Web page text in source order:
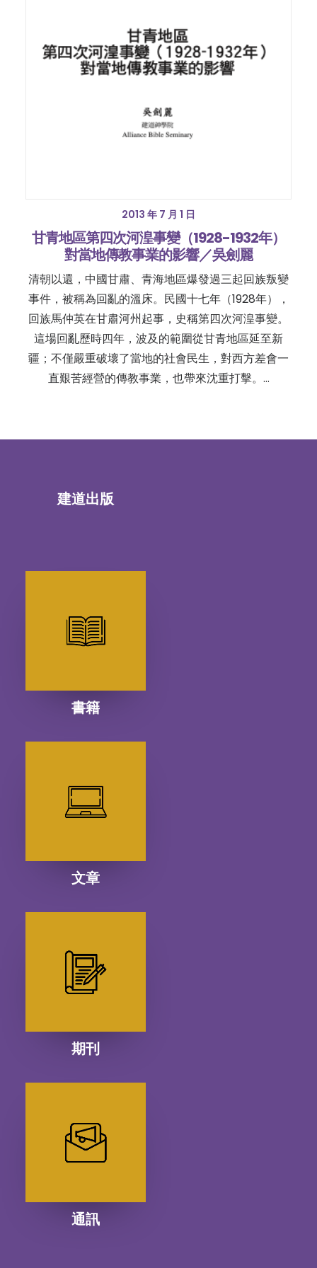
2013 年 7 月 1 日
甘青地區第四次河湟事變（1928-1932年）
對當地傳教事業的影響／吳劍麗
清朝以還，中國甘肅、青海地區爆發過三起回族叛變
事件，被稱為回亂的溫床。民國十七年（1928年），
回族馬仲英在甘肅河州起事，史稱第四次河湟事變。
這場回亂歷時四年，波及的範圍從甘青地區延至新
疆；不僅嚴重破壞了當地的社會民生，對西方差會一
直艱苦經營的傳教事業，也帶來沈重打擊。…
建道出版
書籍
文章
期刊
通訊